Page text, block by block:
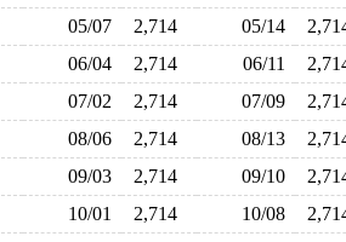
05/07 2,714 05/14
06/04 2,714 06/11
07/02 2,714 07/09
08/06 2,714 08/13
09/03 2,714 09/10
10/01 2,714 10/08